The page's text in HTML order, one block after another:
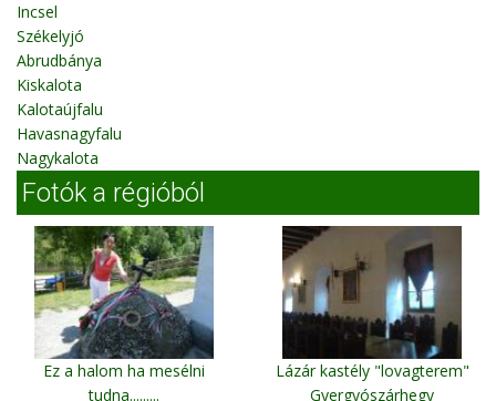
Incsel
Székelyjó
Abrudbánya
Kiskalota
Kalotaújfalu
Havasnagyfalu
Nagykalota
Fotók a régióból
Ez a halom ha mesélni
tudna.........
Lázár kastély "lovagterem"
Gyergyószárhegy